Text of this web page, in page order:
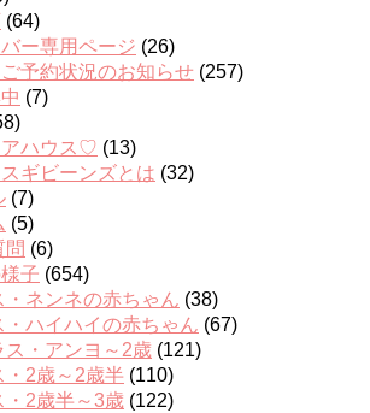
(64)
ー専用ページ (26)
予約状況のお知らせ (257)
(7)
ハウス♡ (13)
ギビーンズとは (32)
(7)
(5)
問 (6)
子 (654)
・ネンネの赤ちゃん (38)
・ハイハイの赤ちゃん (67)
ス・アンヨ～2歳 (121)
・2歳～2歳半 (110)
・2歳半～3歳 (122)